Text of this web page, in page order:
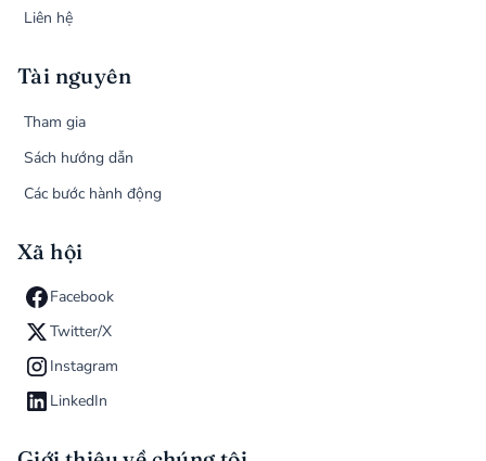
Liên hệ
Tài nguyên
Tham gia
Sách hướng dẫn
Các bước hành động
Xã hội
Facebook
Twitter/X
Instagram
LinkedIn